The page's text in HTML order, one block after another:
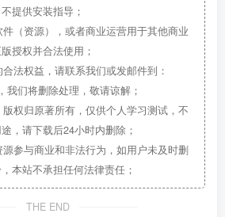
提供安装指导；
（资源），或者商业运营用于其他商业
授权并合法使用；
法权益，请联系我们或发邮件到：
我们将删除处理，敬请谅解；
权归原著所有，仅供个人学习测试，不
，请下载后24小时内删除；
参与商业和非法行为，如用户未及时删
本站不承担任何法律责任；
THE END